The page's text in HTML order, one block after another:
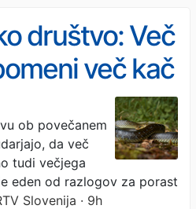
društvo: Več
več kač
v skrajnem
ob povečanem
da več
tudi večjega
eden od razlogov za porast
Slovenija · 9h